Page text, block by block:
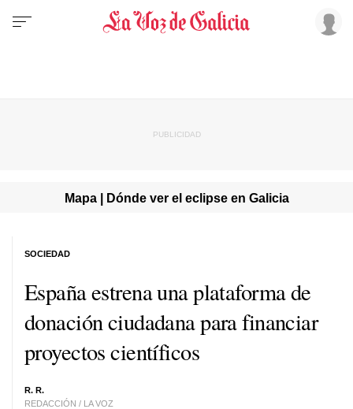
Mapa | Dónde ver el eclipse en Galicia
España estrena una plataforma de
donación ciudadana para financiar
proyectos científicos
R. R.
REDACCIÓN / LA VOZ
SOCIEDAD